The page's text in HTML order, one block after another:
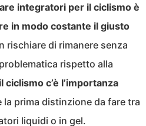
integratori per il ciclismo è
in modo costante il giusto
rischiare di rimanere senza
rispetto alla
ciclismo c’è l’importanza
la prima distinzione da fare tra
liquidi o in gel.